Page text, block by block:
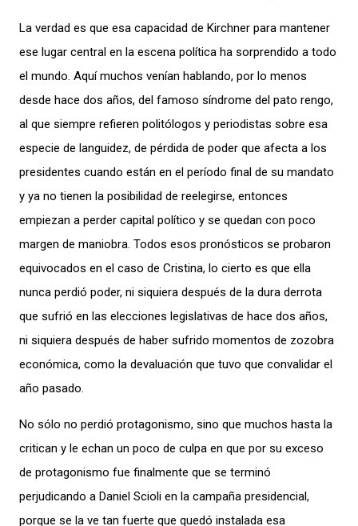
La verdad es que esa capacidad de Kirchner para mantener
ese lugar central en la escena política ha sorprendido a todo
el mundo. Aquí muchos venían hablando, por lo menos
desde hace dos años, del famoso síndrome del pato rengo,
al que siempre refieren politólogos y periodistas sobre esa
especie de languidez, de pérdida de poder que afecta a los
presidentes cuando están en el período final de su mandato
y ya no tienen la posibilidad de reelegirse, entonces
empiezan a perder capital político y se quedan con poco
margen de maniobra. Todos esos pronósticos se probaron
equivocados en el caso de Cristina, lo cierto es que ella
nunca perdió poder, ni siquiera después de la dura derrota
que sufrió en las elecciones legislativas de hace dos años,
ni siquiera después de haber sufrido momentos de zozobra
económica, como la devaluación que tuvo que convalidar el
año pasado.
No sólo no perdió protagonismo, sino que muchos hasta la
critican y le echan un poco de culpa en que por su exceso
de protagonismo fue finalmente que se terminó
perjudicando a Daniel Scioli en la campaña presidencial,
porque se la ve tan fuerte que quedó instalada esa